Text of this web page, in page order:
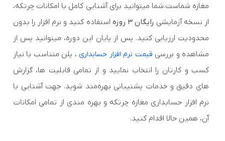
مغازه شماست.شما میتوانید برای آشنایی کامل با امکانات چرتکه،
از نسخه آزمایشی رایگان ۳ روزه
استفاده کنید و نرم‌ افزار را بدون
محدودیت ارزیابی کنید. پس از پایان این دوره، میتوانید پس از
مشاهده و بررسی قیمت نرم افزار حسابداری ، پلن متناسب با نیاز
کسب و کارتان را انتخاب نمایید و از تمامی قابلیت‌ ها، گزارش‌
های دقیق و خدمات پشتیبانی بهره‌مند شوید. جهت آشنایی با
نرم افزار حسابداری مغازه چرتکه و بهره‌ مندی از تمامی امکانات
آن، همین حالا اقدام کنید.